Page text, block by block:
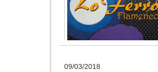
09/03/2018